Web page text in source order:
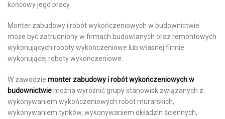
końcowy jego pracy.
Monter zabudowy i robót wykończeniowych w budownictwie
może być zatrudniony w firmach budowlanych oraz remontowych
wykonujących roboty wykończeniowe lub własnej firmie
wykonującej roboty wykończeniowe.
W zawodzie monter zabudowy i robót wykończeniowych w
budownictwiemożna wyróżnić grupy stanowisk związanych z:
wykonywaniem wykończeniowych robót murarskich,
wykonywaniem tynków, wykonywaniem okładzin ściennych,